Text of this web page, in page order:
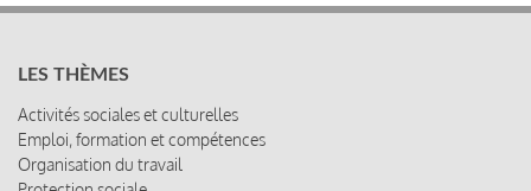
LES THÈMES
Activités sociales et culturelles
Emploi, formation et compétences
Organisation du travail